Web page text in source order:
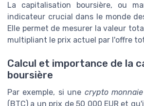
La capitalisation boursière, ou
indicateur crucial dans le monde
Elle permet de mesurer la valeur
multipliant le prix actuel par l'offre
Calcul et importance de la
boursière
Par exemple, si une crypto monnaie
(BTC) a un prix de 50 000 EUR et